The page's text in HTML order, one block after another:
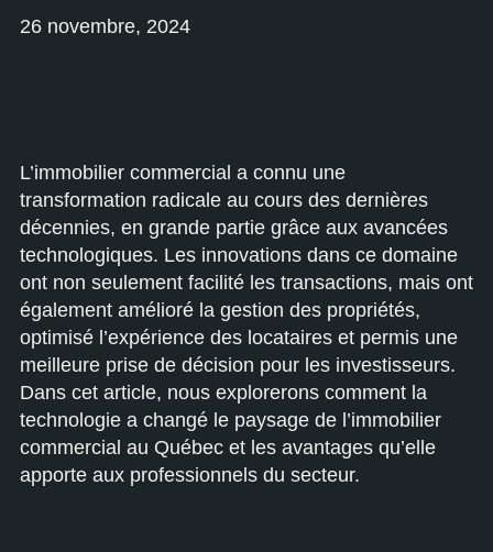
26 novembre, 2024
L’immobilier commercial a connu une
transformation radicale au cours des dernières
décennies, en grande partie grâce aux avancées
technologiques. Les innovations dans ce domaine
ont non seulement facilité les transactions, mais ont
également amélioré la gestion des propriétés,
optimisé l’expérience des locataires et permis une
meilleure prise de décision pour les investisseurs.
Dans cet article, nous explorerons comment la
technologie a changé le paysage de l’immobilier
commercial au Québec et les avantages qu’elle
apporte aux professionnels du secteur.